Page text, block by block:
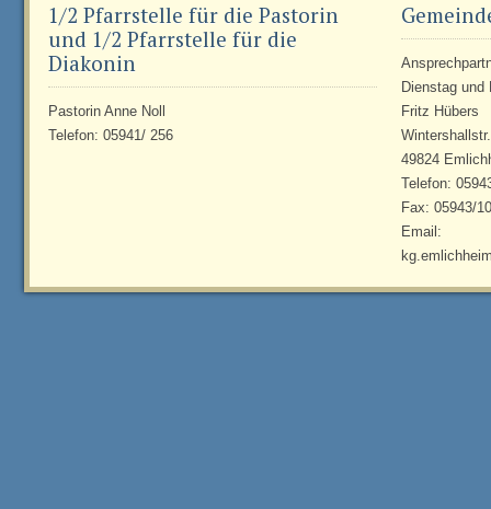
1/2 Pfarrstelle für die Pastorin
und 1/2 Pfarrstelle für die
Diakonin
Pastorin Anne Noll
Telefon: 05941/ 256
Dienstag und
Fritz Hübers
49824
Telefon:
Fax: 05943/
Email: